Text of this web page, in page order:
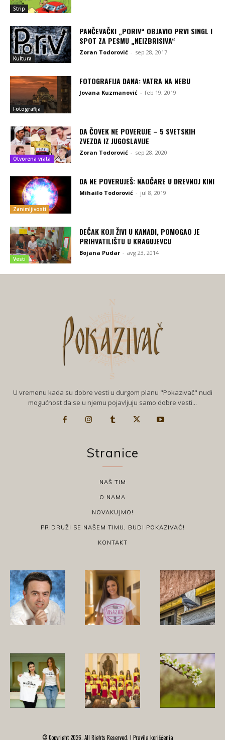
Strip
Kultura
PANČEVAČKI „PORIV“ OBJAVIO PRVI SINGL I
SPOT ZA PESMU „NEIZBRISIVA“
Zoran Todorović - sep 28, 2017
Fotografija
FOTOGRAFIJA DANA: VATRA NA NEBU
Jovana Kuzmanović - feb 19, 2019
Otvorena vrata
DA ČOVEK NE POVERUJE – 5 SVETSKIH
ZVEZDA IZ JUGOSLAVIJE
Zoran Todorović - sep 28, 2020
Zanimljivosti
DA NE POVERUJEŠ: NAOČARE U DREVNOJ KINI
Mihailo Todorović - jul 8, 2019
Vesti
DEČAK KOJI ŽIVI U KANADI, POMOGAO JE
PRIHVATILIŠTU U KRAGUJEVCU
Bojana Pudar - avg 23, 2014
U vremenu kada su dobre vesti u durgom planu "Pokazivač" nudi
mogućnost da se u njemu pojavljuju samo dobre vesti...
Stranice
NAŠ TIM
O NAMA
NOVAKUJMO!
PRIDRUŽI SE NAŠEM TIMU, BUDI POKAZIVAČ!
KONTAKT
© Copyright 2026, All Rights Reserved. | Pravila korišćenja